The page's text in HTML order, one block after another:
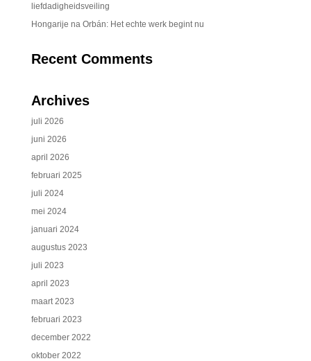
liefdadigheidsveiling
Hongarije na Orbán: Het echte werk begint nu
Recent Comments
Archives
juli 2026
juni 2026
april 2026
februari 2025
juli 2024
mei 2024
januari 2024
augustus 2023
juli 2023
april 2023
maart 2023
februari 2023
december 2022
oktober 2022